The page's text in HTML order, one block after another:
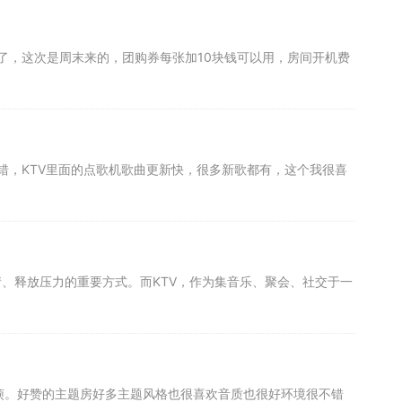
这次是周末来的，团购券每张加10块钱可以用，房间开机费
KTV里面的点歌机歌曲更新快，很多新歌都有，这个我很喜
放压力的重要方式。而KTV，作为集音乐、聚会、社交于一
赞的主题房好多主题风格也很喜欢音质也很好环境很不错